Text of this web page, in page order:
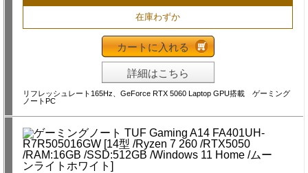
在庫わずか
カートに入れる
詳細はこちら
リフレッシュレート165Hz、GeForce RTX 5060 Laptop GPU搭載 ゲーミング
ノートPC